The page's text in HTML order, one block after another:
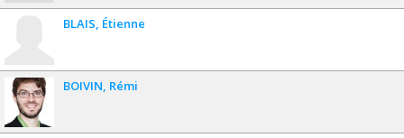
BLAIS Étienne
BOIVIN Rémi